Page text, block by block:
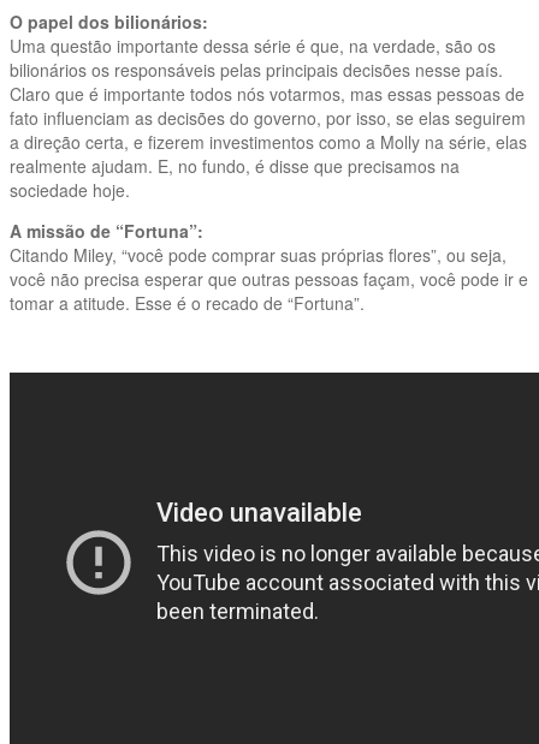
O papel dos bilionários:
Uma questão importante dessa série é que, na verdade, são os
bilionários os responsáveis pelas principais decisões nesse país.
Claro que é importante todos nós votarmos, mas essas pessoas de
fato influenciam as decisões do governo, por isso, se elas seguirem
a direção certa, e fizerem investimentos como a Molly na série, elas
realmente ajudam. E, no fundo, é disse que precisamos na
sociedade hoje.
A missão de “Fortuna”:
Citando Miley, “você pode comprar suas próprias flores”, ou seja,
você não precisa esperar que outras pessoas façam, você pode ir e
tomar a atitude. Esse é o recado de “Fortuna”.